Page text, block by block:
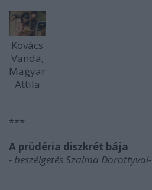
Kovács
Vanda,
Magyar
Attila
***
A prüdéria diszkrét bája
- beszélgetés Szalma Dorottyval-